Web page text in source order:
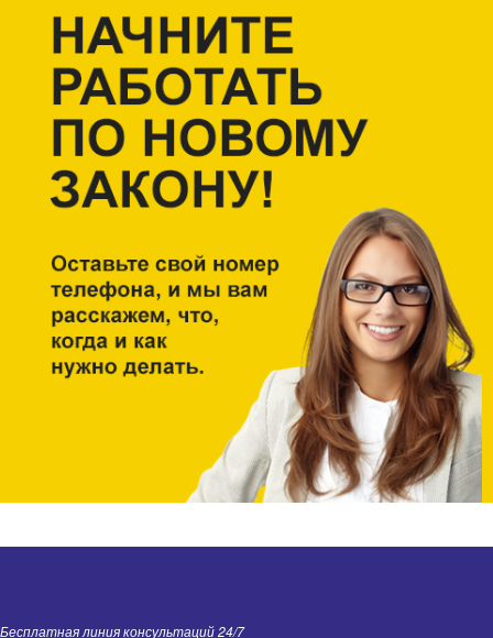
Бесплатная линия консультаций 24/7